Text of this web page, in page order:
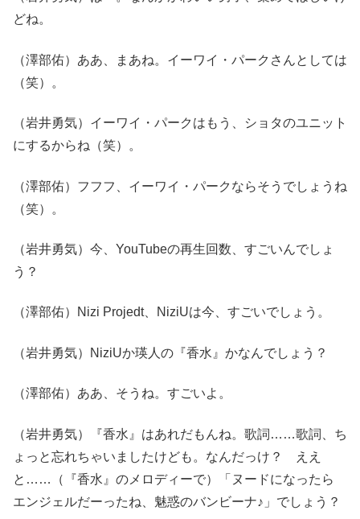
どね。
（澤部佑）ああ、まあね。イーワイ・パークさんとしては
（笑）。
（岩井勇気）イーワイ・パークはもう、ショタのユニット
にするからね（笑）。
（澤部佑）フフフ、イーワイ・パークならそうでしょうね
（笑）。
（岩井勇気）今、YouTubeの再生回数、すごいんでしょ
う？
（澤部佑）Nizi Projedt、NiziUは今、すごいでしょう。
（岩井勇気）NiziUか瑛人の『香水』かなんでしょう？
（澤部佑）ああ、そうね。すごいよ。
（岩井勇気）『香水』はあれだもんね。歌詞……歌詞、ち
ょっと忘れちゃいましたけども。なんだっけ？ ええ
と……（『香水』のメロディーで）「ヌードになったら
エンジェルだーったね、魅惑のバンビーナ♪」でしょう？